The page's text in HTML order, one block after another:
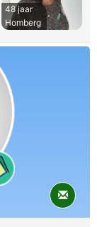
48 jaar
Homberg